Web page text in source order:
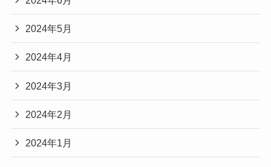
2024年5月
2024年4月
2024年3月
2024年2月
2024年1月